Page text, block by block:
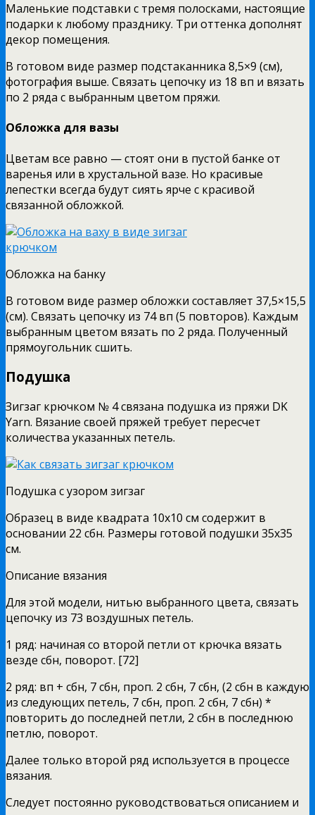
Маленькие подставки с тремя полосками, настоящие
подарки к любому празднику. Три оттенка дополнят
декор помещения.
В готовом виде размер подстаканника 8,5×9 (см),
фотография выше. Связать цепочку из 18 вп и вязать
по 2 ряда с выбранным цветом пряжи.
Обложка для вазы
Цветам все равно — стоят они в пустой банке от
варенья или в хрустальной вазе. Но красивые
лепестки всегда будут сиять ярче с красивой
связанной обложкой.
Обложка на банку
В готовом виде размер обложки составляет 37,5×15,5
(см). Связать цепочку из 74 вп (5 повторов). Каждым
выбранным цветом вязать по 2 ряда. Полученный
прямоугольник сшить.
Подушка
Зигзаг крючком № 4 связана подушка из пряжи DK
Yarn. Вязание своей пряжей требует пересчет
количества указанных петель.
Подушка с узором зигзаг
Образец в виде квадрата 10х10 см содержит в
основании 22 сбн. Размеры готовой подушки 35х35
см.
Описание вязания
Для этой модели, нитью выбранного цвета, связать
цепочку из 73 воздушных петель.
1 ряд: начиная со второй петли от крючка вязать
везде сбн, поворот. [72]
2 ряд: вп + сбн, 7 сбн, проп. 2 сбн, 7 сбн, (2 сбн в каждую
из следующих петель, 7 сбн, проп. 2 сбн, 7 сбн) *
повторить до последней петли, 2 сбн в последнюю
петлю, поворот.
Далее только второй ряд используется в процессе
вязания.
Следует постоянно руководствоваться описанием и